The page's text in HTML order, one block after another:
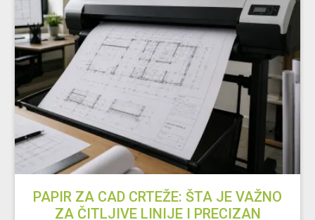
PAPIR ZA CAD CRTEŽE: ŠTA JE VAŽNO
ZA ČITLJIVE LINIJE I PRECIZAN